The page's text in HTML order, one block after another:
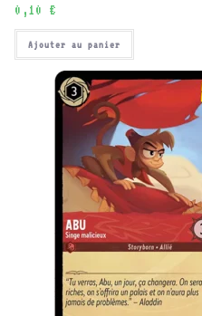
0,10 €
Ajouter au panier